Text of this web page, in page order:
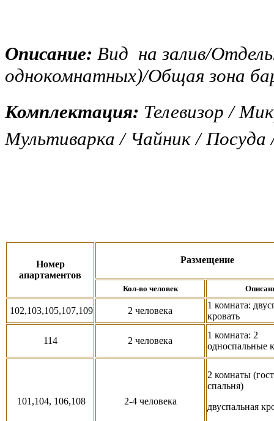
Описание: Вид на залив/
однокомнатных)/Общая зона
Комплектация: Телевизор /
Мультиварка / Чайник / Посуда
Номер
апартаментов
Размещение
Кол-во человек
102,103,105,107,109 2 человека
1 комната:
кровать
114 2 человека
1 комната: 2
односпальные
101,104, 106,108 2-4 человека
2 комнаты
спальня)
двуспальная